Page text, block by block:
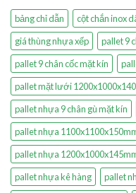
bảng chỉ dẫn cột chắn inox
giá thùng nhựa xếp
pallet 9
pallet 9 chân cốc mặt kín
pallet mặt lưới
pallet nhựa 9 chân gù mặt kín
pallet nhựa
pallet nhựa
pallet nhựa kê hàng
pallet